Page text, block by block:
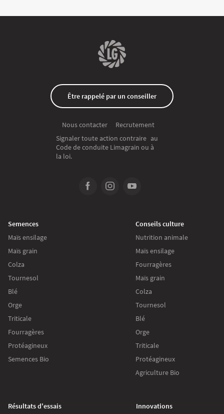
Être rappelé par un conseiller
Nous contacter
Recrutement
Signaler toute action contraire au
Code de conduite Limagrain ou à
la loi.
Semences
Maïs ensilage
Maïs grain
Colza
Tournesol
Blé
Orge
Triticale
Fourragères
Protéagineux
Semences Bio
Conseils culture
Nutrition animale
Maïs ensilage
Fourragères
Maïs grain
Colza
Tournesol
Blé
Orge
Triticale
Protéagineux
Agriculture Bio
Résultats d'essais
Innovations